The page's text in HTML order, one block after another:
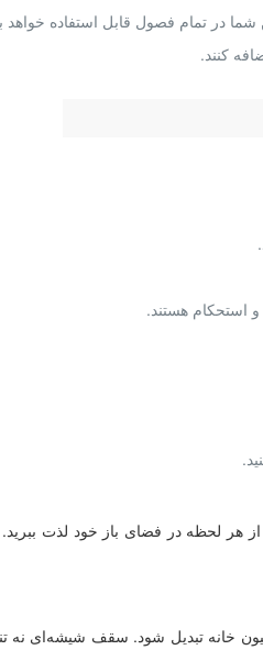
در تمام فصول قابل استفاده خواهد
کنند.
استحکام هستند.
لحظه در فضای باز خود لذت ببرید.
خانه تبدیل شود. سقف شیشه‌ای نه